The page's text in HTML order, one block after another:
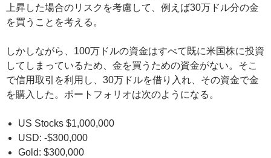
上昇した場合のリスクを考慮して、例えば30万ドル分の金
を買うことを考える。
しかしながら、100万ドルの資金はすべて既に米国株に投資
してしまっているため、金を買うための資金がない。そこ
で信用取引を利用し、30万ドルを借り入れ、その資金で金
を購入した。ポートフォリオは次のようになる。
US Stocks $1,000,000
USD: -$300,000
Gold: $300,000